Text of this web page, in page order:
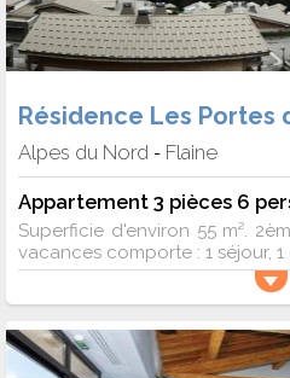
Résidence Les Portes
Alpes du Nord - Flaine
Superficie d'environ 55 m².
vacances comporte : 1 séjour, 1